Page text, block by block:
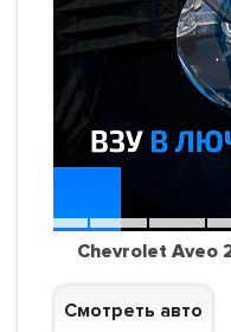
Chevrolet Aveo
Смотреть авто